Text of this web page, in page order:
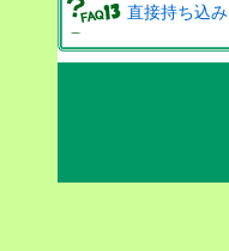
直接持ち込み